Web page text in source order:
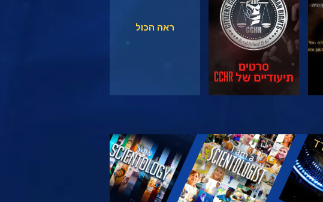
בדוק את הסדרה
ראה הכול